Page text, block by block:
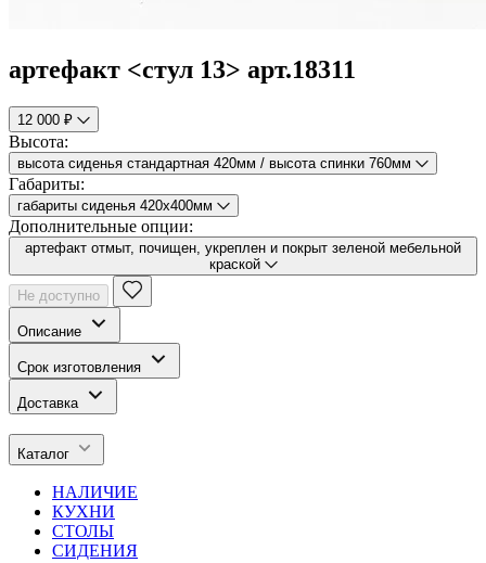
артефакт <стул 13> арт.18311
12 000 ₽
Высота:
высота сиденья стандартная 420мм / высота спинки 760мм
Габариты:
габариты сиденья 420х400мм
Дополнительные опции:
артефакт отмыт, почищен, укреплен и покрыт зеленой мебельной
краской
Не доступно
Описание
Срок изготовления
Доставка
Каталог
НАЛИЧИЕ
КУХНИ
СТОЛЫ
СИДЕНИЯ